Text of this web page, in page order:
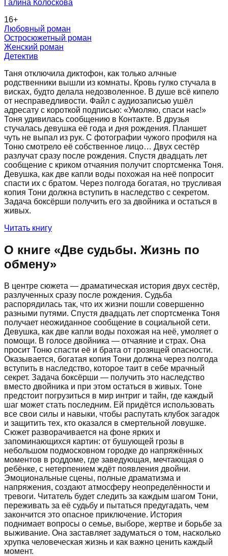
Галина Колоскова
16+
Любовный роман
Остросюжетный роман
Женский роман
Детектив
Таня отключила диктофон, как только алчные
родственники вышли из комнаты. Кровь гулко стучала в
висках, будто делала недозволенное. В душе всё кипело
от несправедливости. Файл с аудиозаписью ушёл
адресату с короткой подписью: «Умоляю, спаси нас!»
Тоня удивилась сообщению в Контакте. В друзья
стучалась девушка её года и дня рождения. Планшет
чуть не выпал из рук. С фотографии чужого профиля на
Тоню смотрело её собственное лицо… Двух сестёр
разлучат сразу после рождения. Спустя двадцать лет
сообщение с криком отчаяния получит спортсменка Тоня.
Девушка, как две капли воды похожая на неё попросит
спасти их с братом. Через полгода богатая, но трусливая
копия Тони должна вступить в наследство с секретом.
Задача боксёрши получить его за двойника и остаться в
живых.
Читать книгу
О книге «Две судьбы. Жизнь по
обмену»
В центре сюжета — драматическая история двух сестёр,
разлученных сразу после рождения. Судьба
распорядилась так, что их жизни пошли совершенно
разными путями. Спустя двадцать лет спортсменка Тоня
получает неожиданное сообщение в социальной сети.
Девушка, как две капли воды похожая на неё, умоляет о
помощи. В голосе двойника — отчаяние и страх. Она
просит Тоню спасти её и брата от грозящей опасности.
Оказывается, богатая копия Тони должна через полгода
вступить в наследство, которое таит в себе мрачный
секрет. Задача боксёрши — получить это наследство
вместо двойника и при этом остаться в живых. Тоне
предстоит погрузиться в мир интриг и тайн, где каждый
шаг может стать последним. Ей придётся использовать
все свои силы и навыки, чтобы распутать клубок загадок
и защитить тех, кто оказался в смертельной ловушке.
Сюжет разворачивается на фоне ярких и
запоминающихся картин: от бушующей грозы в
небольшом подмосковном городке до напряжённых
моментов в роддоме, где заведующая, мечтающая о
ребёнке, с нетерпением ждёт появления двойни.
Эмоциональные сцены, полные драматизма и
напряжения, создают атмосферу неопределённости и
тревоги. Читатель будет следить за каждым шагом Тони,
переживать за её судьбу и пытаться предугадать, чем
закончится это опасное приключение. История
поднимает вопросы о семье, выборе, жертве и борьбе за
выживание. Она заставляет задуматься о том, насколько
хрупка человеческая жизнь и как важно ценить каждый
момент.